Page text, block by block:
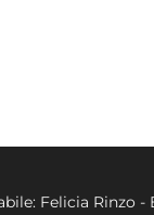
Felicia Rinzo -